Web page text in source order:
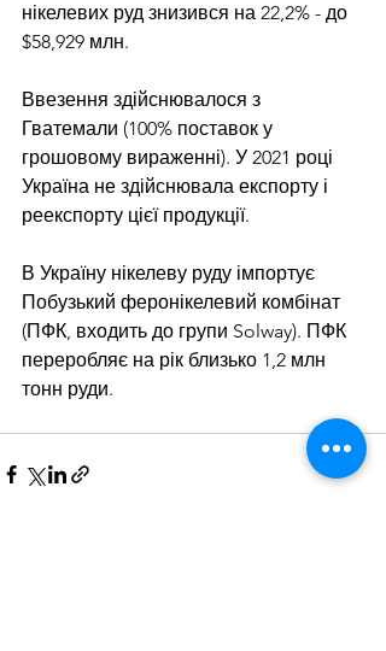
нікелевих руд знизився на 22,2% - до
$58,929 млн.
Ввезення здійснювалося з
Гватемали (100% поставок у
грошовому вираженні). У 2021 році
Україна не здійснювала експорту і
реекспорту цієї продукції.
В Україну нікелеву руду імпортує
Побузький феронікелевий комбінат
(ПФК, входить до групи Solway). ПФК
переробляє на рік близько 1,2 млн
тонн руди.